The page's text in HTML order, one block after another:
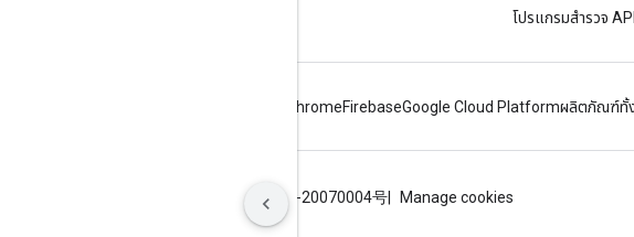
โปรแกรมสำรวจ
ChromeFirebaseGoogle Cloud Platformผลิตภัณฑ์ทั้
ICP证合字B2-20070004号 Manage cookies